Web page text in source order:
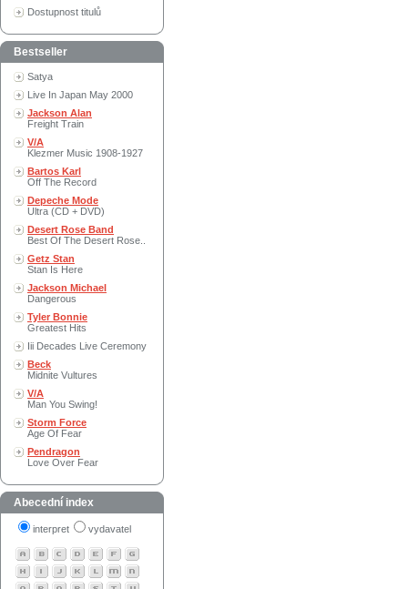
Dostupnost titulů
Bestseller
Satya
Live In Japan May 2000
Jackson Alan
Freight Train
V/A
Klezmer Music 1908-1927
Bartos Karl
Off The Record
Depeche Mode
Ultra (CD + DVD)
Desert Rose Band
Best Of The Desert Rose..
Getz Stan
Stan Is Here
Jackson Michael
Dangerous
Tyler Bonnie
Greatest Hits
Iii Decades Live Ceremony
Beck
Midnite Vultures
V/A
Man You Swing!
Storm Force
Age Of Fear
Pendragon
Love Over Fear
Abecední index
interpret vydavatel